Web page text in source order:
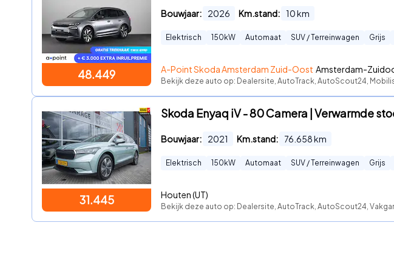
48.449
Bouwjaar: 2026 Km.stand: 10km
Elektrisch 150 kW Automaat SUV / Terreinwagen Grijs
A-Point Skoda Amsterdam Zuid-Oost Amsterdam-
Bekijk deze auto op: Dealersite, AutoTrack, AutoScout24,
31.445
Skoda Enyaq iV - 80 Camera | Verwarmde
Bouwjaar: 2021 Km.stand: 76.658km
Elektrisch 150 kW Automaat SUV / Terreinwagen Grijs
Houten (UT)
Bekijk deze auto op: Dealersite, AutoTrack, AutoScout24,